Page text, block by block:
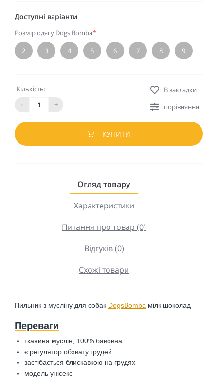
Доступні варіанти
Розмір одягу Dogs Bomba*
2 3 4 5 6 7 8 9
Кількість:
-
+
В закладки
порівняння
КУПИТИ
Огляд товару
Характеристики
Питання про товар (0)
Відгуків (0)
Схожі товари
Пильник з мусліну для собак DogsBomba мілк шоколад
Переваги
тканина муслін, 100% бавовна
є регулятор обхвату грудей
застібається блискавкою на грудях
модель унісекс